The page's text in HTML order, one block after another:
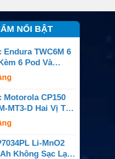
NỔI BẬT
Endura TWC6M 6
6 Pod Và
Motorola CP150
MT3-D Hai Vị Trí
CP200,
Li-MnO2
Không Sạc Lại